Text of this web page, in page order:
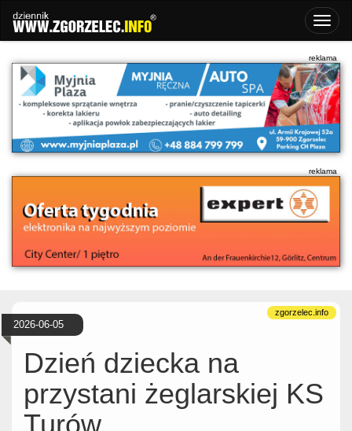
2026-06-05
Dzień dziecka na
przystani żeglarskiej KS
Turów